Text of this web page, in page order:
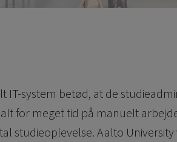
IT-system betød, at de
for meget tid på manuelt
studieoplevelse. Aalto